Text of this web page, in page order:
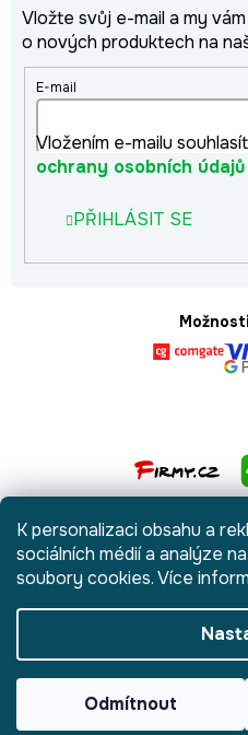
K personalizaci obsahu a
sociálních médií a analýze
soubory cookies. Více
Odmítnout
Vložte svůj e-mail a my
o nových produktech na
E-mail
Vložením e-mailu
ochrany osobních údajů
PŘIHLÁSIT SE
Vytvořil Shoptet